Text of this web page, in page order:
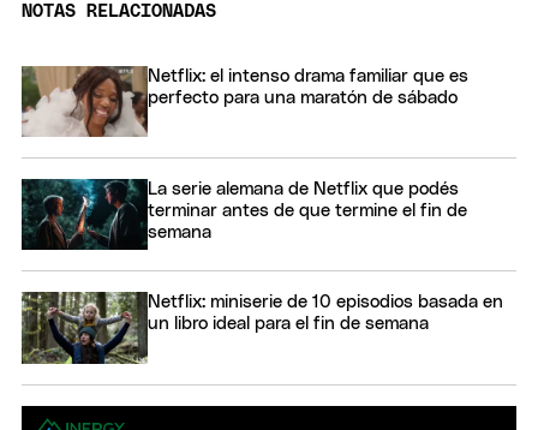
NOTAS RELACIONADAS
Netflix: el intenso drama familiar que es
perfecto para una maratón de sábado
La serie alemana de Netflix que podés
terminar antes de que termine el fin de
semana
Netflix: miniserie de 10 episodios basada en
un libro ideal para el fin de semana